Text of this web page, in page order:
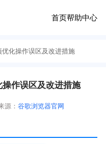
首页帮助中心
化操作误区及改进措施
作误区及改进措施
源：谷歌浏览器官网